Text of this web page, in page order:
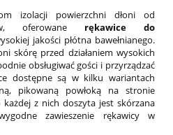
izolacji powierzchni dłoni od
oferowane rękawice do
jakości płótna bawełnianego.
skórę przed działaniem wysokich
obsługiwać gości i przyrządzać
dostępne są w kilku wariantach
pikowaną powłoką na stronie
z nich doszyta jest skórzana
zawieszenie rękawicy w